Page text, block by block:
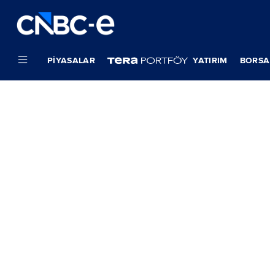
PIYASALAR YATIRIM BORSA